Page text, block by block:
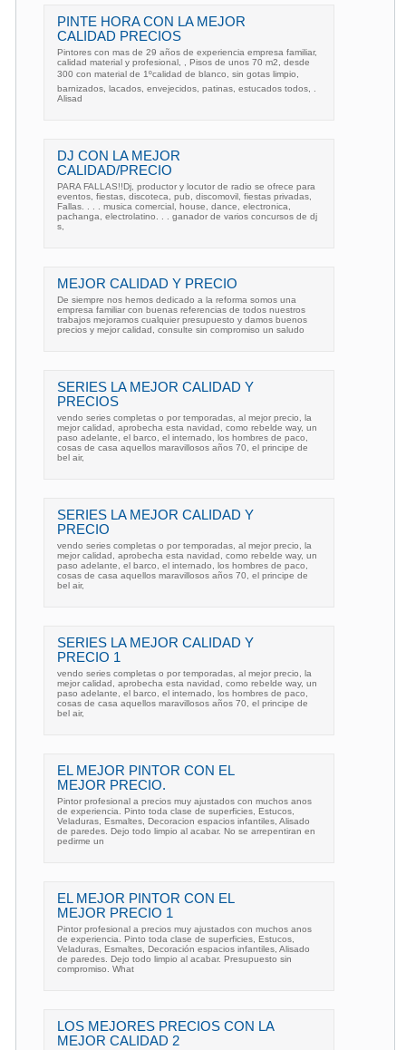
PINTE HORA CON LA MEJOR
CALIDAD PRECIOS
Pintores con mas de 29 años de experiencia empresa familiar,
calidad material y profesional, , Pisos de unos 70 m2, desde
300 con material de 1ºcalidad de blanco, sin gotas limpio,
barnizados, lacados, envejecidos, patinas, estucados todos, .
Alisad
DJ CON LA MEJOR
CALIDAD/PRECIO
PARA FALLAS!!Dj, productor y locutor de radio se ofrece para
eventos, fiestas, discoteca, pub, discomovil, fiestas privadas,
Fallas. . . . musica comercial, house, dance, electronica,
pachanga, electrolatino. . . ganador de varios concursos de dj
s,
MEJOR CALIDAD Y PRECIO
De siempre nos hemos dedicado a la reforma somos una
empresa familiar con buenas referencias de todos nuestros
trabajos mejoramos cualquier presupuesto y damos buenos
precios y mejor calidad, consulte sin compromiso un saludo
SERIES LA MEJOR CALIDAD Y
PRECIOS
vendo series completas o por temporadas, al mejor precio, la
mejor calidad, aprobecha esta navidad, como rebelde way, un
paso adelante, el barco, el internado, los hombres de paco,
cosas de casa aquellos maravillosos años 70, el principe de
bel air,
SERIES LA MEJOR CALIDAD Y
PRECIO
vendo series completas o por temporadas, al mejor precio, la
mejor calidad, aprobecha esta navidad, como rebelde way, un
paso adelante, el barco, el internado, los hombres de paco,
cosas de casa aquellos maravillosos años 70, el principe de
bel air,
SERIES LA MEJOR CALIDAD Y
PRECIO 1
vendo series completas o por temporadas, al mejor precio, la
mejor calidad, aprobecha esta navidad, como rebelde way, un
paso adelante, el barco, el internado, los hombres de paco,
cosas de casa aquellos maravillosos años 70, el principe de
bel air,
EL MEJOR PINTOR CON EL
MEJOR PRECIO.
Pintor profesional a precios muy ajustados con muchos anos
de experiencia. Pinto toda clase de superficies, Estucos,
Veladuras, Esmaltes, Decoracion espacios infantiles, Alisado
de paredes. Dejo todo limpio al acabar. No se arrepentiran en
pedirme un
EL MEJOR PINTOR CON EL
MEJOR PRECIO 1
Pintor profesional a precios muy ajustados con muchos anos
de experiencia. Pinto toda clase de superficies, Estucos,
Veladuras, Esmaltes, Decoración espacios infantiles, Alisado
de paredes. Dejo todo limpio al acabar. Presupuesto sin
compromiso. What
LOS MEJORES PRECIOS CON LA
MEJOR CALIDAD 2